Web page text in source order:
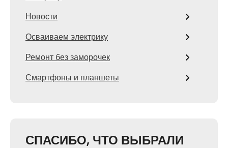
Новости
Осваиваем электрику
Ремонт без заморочек
Смартфоны и планшеты
СПАСИБО, ЧТО ВЫБРАЛИ